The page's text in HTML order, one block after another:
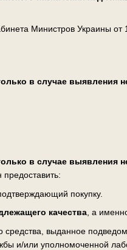
Министров Украины
в случае выявления
в случае выявления
покупку.
качества, а
средства, выданное
и/или уполномоченной